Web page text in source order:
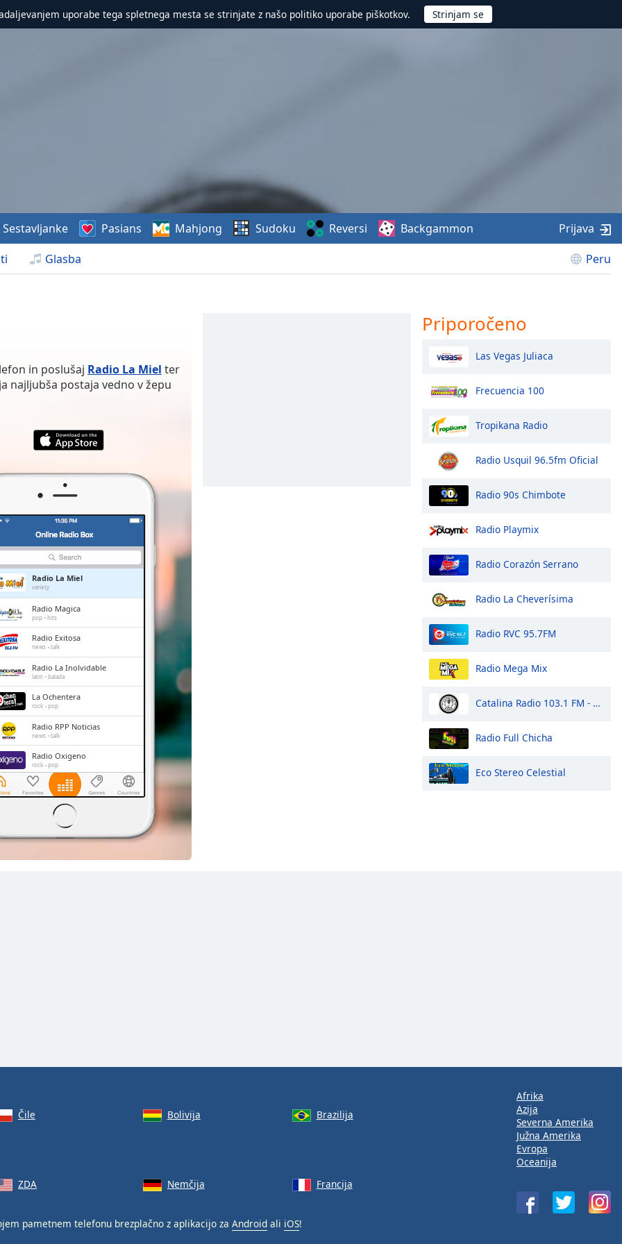
uporabe tega spletnega mesta se strinjate z našo politiko uporabe piškotkov.
Glasba Peru
Sestavljanke Pasians Mahjong Sudoku Reversi Backgammon Prijava
in poslušaj Radio La Miel ter
najljubša postaja vedno v žepu
Radio La Miel
variety
Radio Magica
pop hits
Radio Exitosa
news talk
Radio La Inolvidable
latin balada
La Ochentera
rock pop
Radio RPP Noticias
news talk
Radio Oxigeno
rock pop
Rock en Español
rock pop classic rock blues
hard rock alternative top40 90s
reggae alternative rock
Radio Ritmo Romantica
Priporočeno
Las Vegas Juliaca
Frecuencia 100
Tropikana Radio
Radio Usquil 96.5fm Oficial
Radio 90s Chimbote
Radio Playmix
Radio Corazón Serrano
Radio La Cheverísima
Radio RVC 95.7FM
Radio Mega Mix
Catalina Radio 103.1 FM - PAUZA AYACUCHO
Radio Full Chicha
Eco Stereo Celestial
Čile Bolivija
Brazilija
ZDA Nemčija Francija
pametnem telefonu brezplačno z aplikacijo za Android ali iOS!
Afrika
Azija
Severna Amerika
Južna Amerika
Evropa
Oceanija